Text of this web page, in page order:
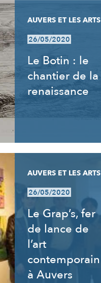
AUVERS ET LES ARTS
26/05/2020
Le Botin : le
chantier de la
renaissance
AUVERS ET LES ARTS
26/05/2020
Le Grap’s, fer
de lance de
l’art
contemporain
à Auvers